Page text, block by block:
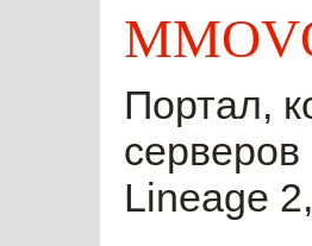
Портал,
Lineage